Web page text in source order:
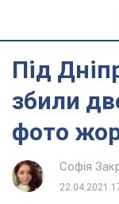
Під
збили
фото
Софія
22.04.2021